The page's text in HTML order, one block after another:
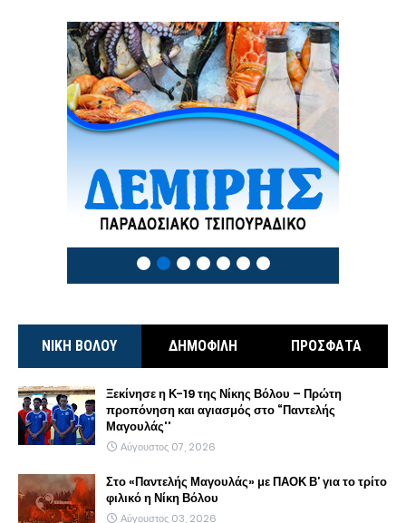
3 / 8
ΝΙΚΗ ΒΟΛΟΥ ΔΗΜΟΦΙΛΗ ΠΡΟΣΦΑΤΑ
Ξεκίνησε η Κ-19 της Νίκης Βόλου – Πρώτη
προπόνηση και αγιασμός στο “Παντελής
Μαγουλάς''
Αύγουστος 07, 2026
Στο «Παντελής Μαγουλάς» με ΠΑΟΚ Β’ για το τρίτο
φιλικό η Νίκη Βόλου
Αύγουστος 03, 2026